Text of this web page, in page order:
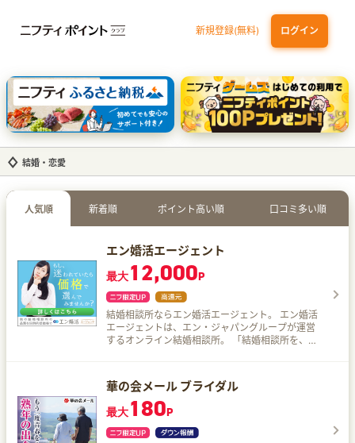
新規登録(無料) ログイン
三井住友カード ゴールド（NL）（家族カード発行） dカード GOLD
【実質初月無料】DMM | Disney+(ディズニープラス) セットプラン
SBI証券 確定拠出年金（iDeCo）
結婚・恋愛
人気順 新着順 ポイント高い順 口コミ多い順
エン婚活エージェント
最大12,000P
結婚相談所ならエン婚活エージェント。 エン婚活
エージェントは、エン・ジャパングループが運営
するオンライン結婚相談所。 「結婚相談所を、も
現しています。
華の会メール ブライダル
最大180P